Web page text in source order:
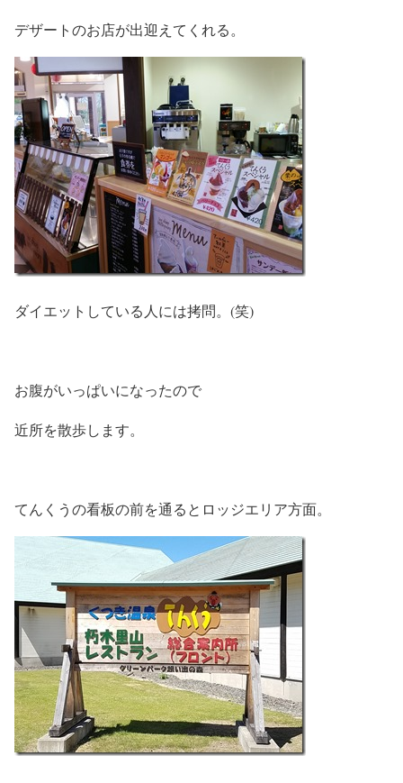
デザートのお店が出迎えてくれる。
ダイエットしている人には拷問。(笑)
お腹がいっぱいになったので
近所を散歩します。
てんくうの看板の前を通るとロッジエリア方面。